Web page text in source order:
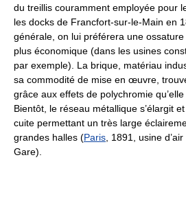
du treillis couramment employée pour
les docks de Francfort-sur-le-Main en
générale, on lui préférera une
plus économique (dans les usines
par exemple). La brique, matériau
sa commodité de mise en œuvre,
grâce aux effets de polychromie
Bientôt, le réseau métallique s’élargit
cuite permettant un très large
grandes halles (Paris, 1891, usine
Gare).